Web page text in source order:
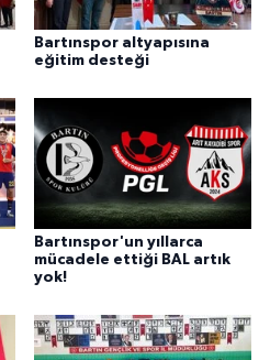
Bartınspor altyapısına
eğitim desteği
Bartınspor'un yıllarca
mücadele ettiği BAL artık
yok!